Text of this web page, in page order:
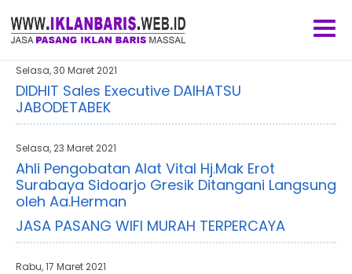
Selasa, 30 Maret 2021
DIDHIT Sales Executive DAIHATSU
JABODETABEK
Selasa, 23 Maret 2021
Ahli Pengobatan Alat Vital Hj.Mak Erot
Surabaya Sidoarjo Gresik Ditangani Langsung
oleh Aa.Herman
JASA PASANG WIFI MURAH TERPERCAYA
Rabu, 17 Maret 2021